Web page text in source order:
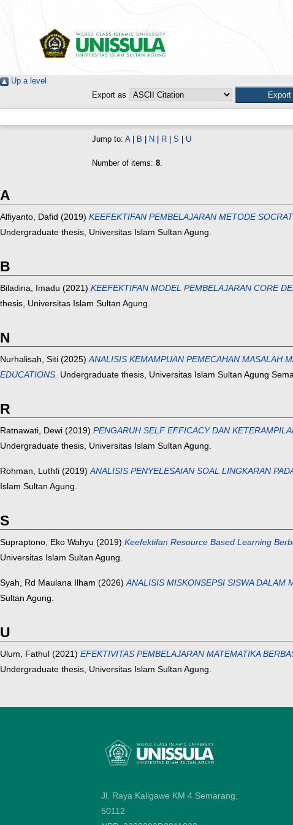
Up a level
Export as
Jump to: A| B N R S U
Number of items: 8.
A
Alfiyanto, Dafid (2019) KEEFEKTIFAN PEMBELAJARAN METODE
Undergraduate thesis, Universitas Islam Sultan Agung.
B
Biladina, Imadu (2021) KEEFEKTIFAN MODEL PEMBELAJARAN CORE
thesis, Universitas Islam Sultan Agung.
N
Nurhalisah, Siti (2025)ANALISIS KEMAMPUAN PEMECAHAN MASALAH
EDUCATIONS. Undergraduate thesis, Universitas Islam Sultan Agung
R
Ratnawati, Dewi (2019) PENGARUH SELF EFFICACY DAN
Undergraduate thesis, Universitas Islam Sultan Agung.
Rohman, Luthfi (2019)ANALISIS PENYELESAIAN SOAL LINGKARAN
Islam Sultan Agung.
S
Supraptono, Eko Wahyu (2019) Keefektifan Resource Based Learning
Universitas Islam Sultan Agung.
Syah, Rd Maulana Ilham (2026)ANALISIS MISKONSEPSI SISWA DALAM
Sultan Agung.
U
Ulum, Fathul (2021) EFEKTIVITAS PEMBELAJARAN MATEMATIKA
Undergraduate thesis, Universitas Islam Sultan Agung.
Jl. Raya Kaligawe KM 4 Semarang,
50112